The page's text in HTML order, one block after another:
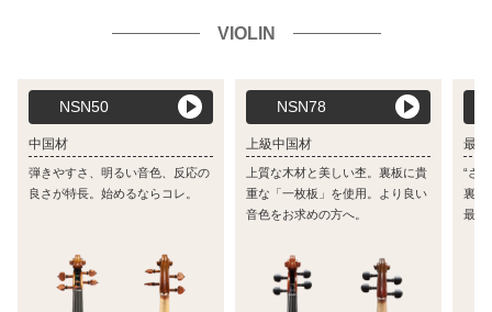
VIOLIN
NSN50
中国材
弾きやすさ、明るい音色、反応の
良さが特長。始めるならコレ。
NSN78
上級中国材
上質な木材と美しい杢。裏板に貴
重な「一枚板」を使用。より良い
音色をお求めの方へ。
最
“さ
裏板
最高